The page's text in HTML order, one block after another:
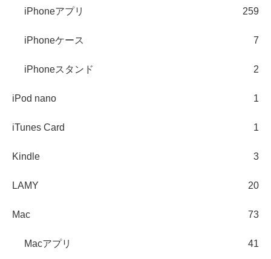
iPhoneアプリ 259
iPhoneケース 7
iPhoneスタンド 2
iPod nano 1
iTunes Card 1
Kindle 3
LAMY 20
Mac 73
Macアプリ 41